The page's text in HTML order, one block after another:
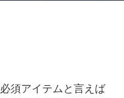
須アイテムと言えば